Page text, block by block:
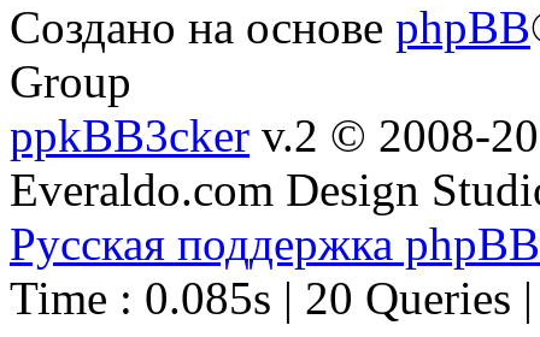
Создано на основе phpBB
Group
ppkBB3cker v.2 © 2008-
Everaldo.com Design
Русская поддержка phpBB
Time : 0.085s | 20 Queries